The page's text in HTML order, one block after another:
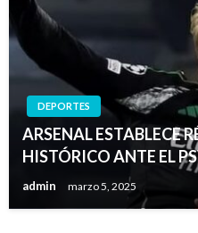
DEPORTES
ARSENAL ESTABLECE
HISTÓRICO ANTE EL
admin marzo 5, 2025